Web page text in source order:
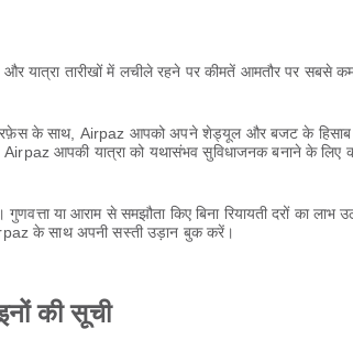
यात्रा तारीखों में लचीले रहने पर कीमतें आमतौर पर सबसे कम
के साथ, Airpaz आपको अपने शेड्यूल और बजट के
आपकी यात्रा को यथासंभव सुविधाजनक बनाने के लिए
या आराम से समझौता किए बिना रियायती दरों का लाभ
के साथ अपनी सस्ती उड़ान बुक करें।
की सूची